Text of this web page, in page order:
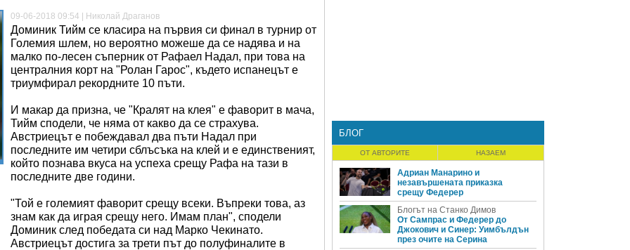
09-06-2018 09:54 | Николай Драганов
Доминик Тийм се класира на първия си финал в турнир от
Големия шлем, но вероятно можеше да се надява и на
малко по-лесен съперник от Рафаел Надал, при това на
централния корт на "Ролан Гарос", където испанецът е
триумфирал рекордните 10 пъти.
И макар да призна, че "Кралят на клея" е фаворит в мача,
Тийм сподели, че няма от какво да се страхува.
Австриецът е побеждавал два пъти Надал при
последните им четири сблъсъка на клей и е единственият,
който познава вкуса на успеха срещу Рафа на тази в
последните две години.
"Той е големият фаворит срещу всеки. Въпреки това, аз
знам как да играя срещу него. Имам план", сподели
Доминик след победата си над Марко Чекинато.
Австриецът достига за трети път до полуфиналите в
БЛОГ
ОТ АВТОРИТЕ НАЗАЕМ
Адриан Манарино и
незавършената приказка
срещу Федерер
Блогът на Станко Димов
От Сампрас и Федерер до
Джокович и Синер: Уимбълдън
през очите на Серина